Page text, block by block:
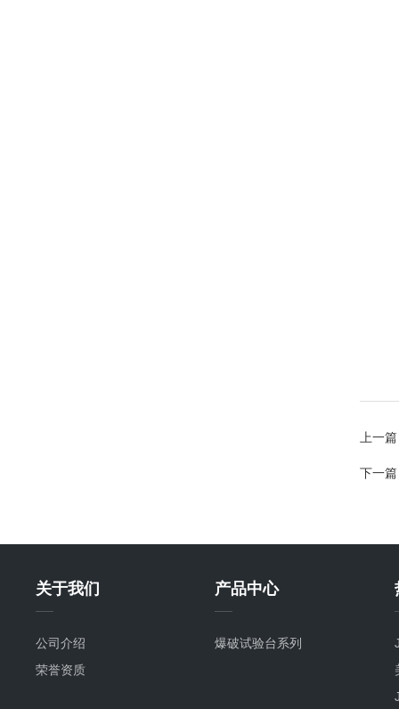
上一
下一
关于我们
公司介绍
荣誉资质
产品中心
爆破试验台系列